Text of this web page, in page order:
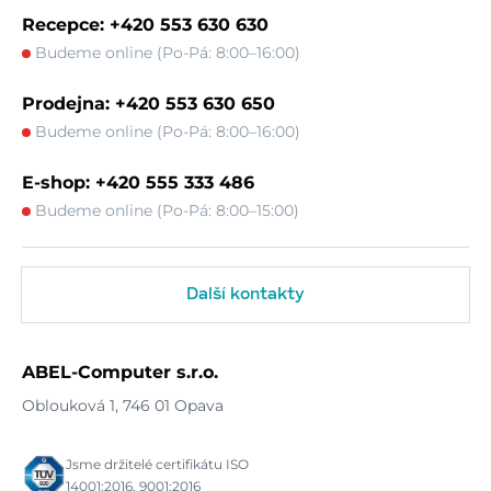
Recepce: +420 553 630 630
Budeme online (Po-Pá: 8:00–16:00)
Prodejna: +420 553 630 650
Budeme online (Po-Pá: 8:00–16:00)
E-shop: +420 555 333 486
Budeme online (Po-Pá: 8:00–15:00)
Další kontakty
ABEL-Computer s.r.o.
Oblouková 1, 746 01 Opava
Jsme držitelé certifikátu ISO
14001:2016, 9001:2016